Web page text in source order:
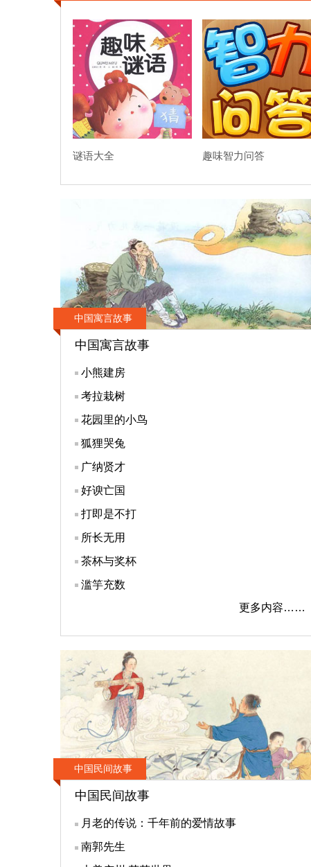
谜语大全 趣味智力问答
中国寓言故事
中国寓言故事
小熊建房
考拉栽树
花园里的小鸟
狐狸哭兔
广纳贤才
好谀亡国
打即是不打
所长无用
茶杯与奖杯
滥竽充数
更多内容……
中国民间故事
中国民间故事
月老的传说：千年前的爱情故事
南郭先生